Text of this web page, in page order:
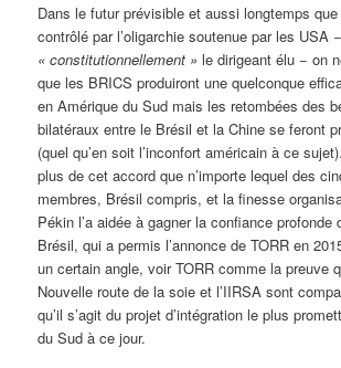
Dans le futur prévisible et aussi longtemps
contrôlé par l’oligarchie soutenue par les USA
«constitutionnellement » le dirigeant élu − on
que les BRICS produiront une quelconque
en Amérique du Sud mais les retombées des
bilatéraux entre le Brésil et la Chine se feront
(quel qu’en soit l’inconfort américain à ce
plus de cet accord que n’importe lequel des
membres, Brésil compris, et la finesse
Pékin l’a aidée à gagner la confiance profonde
Brésil, qui a permis l’annonce de TORR en
un certain angle, voir TORR comme la preuve
Nouvelle route de la soie et l’IIRSA sont
qu’il s’agit du projet d’intégration le plus
du Sud à ce jour.